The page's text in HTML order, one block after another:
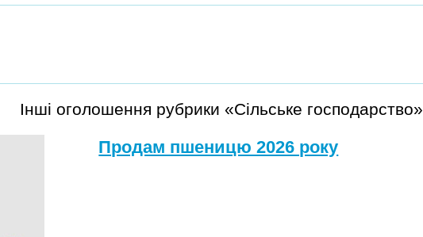
Інші оголошення рубрики «Сільське господарство»
Продам пшеницю 2026 року